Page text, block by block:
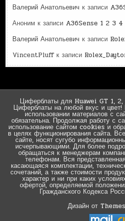
Валерий Анатольевич к записи
Аноним к записи A36Sense 1 2 3 4
Валерий Анатольевич к записи
VincentPluffк записи
Циферблаты для Huawei GT 1,
Циферблаты на любой вкус и
использовании материалов с
обязательна. Продолжая работу с
использование сайтом cookies и
в целях функционирования сайта.
сайте, носят сугубо
исчерпывающими. Для более
обращаться к менеджерам
телефонам. Вся
касающаяся комплектации,
сочетаний, а также стоимости
характер и ни при каких
офертой, определяемой
Гражданского Кодекса
Дизайн от